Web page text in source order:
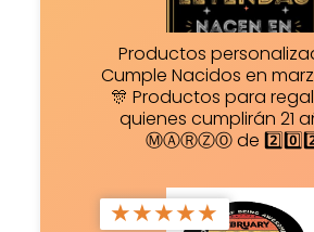
Productos
Cumple Nacidos en
🎊 Productos para
quienes cumplirán 21
ⓂⒶⓇⓏⓄ de
★★★★★